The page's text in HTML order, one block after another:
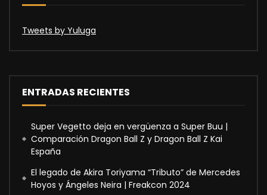
Tweets by Yuluga
ENTRADAS RECIENTES
Super Vegetto deja en vergüenza a Super Buu |
Comparación Dragon Ball Z y Dragon Ball Z Kai
España
El legado de Akira Toriyama “Tributo” de Mercedes
Hoyos y Ángeles Neira | Freakcon 2024